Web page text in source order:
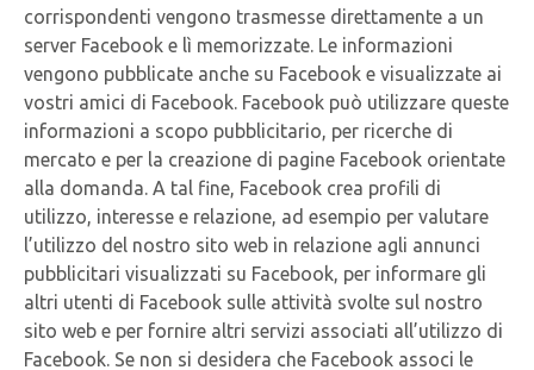
corrispondenti vengono trasmesse direttamente a un
server Facebook e lì memorizzate. Le informazioni
vengono pubblicate anche su Facebook e visualizzate ai
vostri amici di Facebook. Facebook può utilizzare queste
informazioni a scopo pubblicitario, per ricerche di
mercato e per la creazione di pagine Facebook orientate
alla domanda. A tal fine, Facebook crea profili di
utilizzo, interesse e relazione, ad esempio per valutare
l’utilizzo del nostro sito web in relazione agli annunci
pubblicitari visualizzati su Facebook, per informare gli
altri utenti di Facebook sulle attività svolte sul nostro
sito web e per fornire altri servizi associati all’utilizzo di
Facebook. Se non si desidera che Facebook associ le